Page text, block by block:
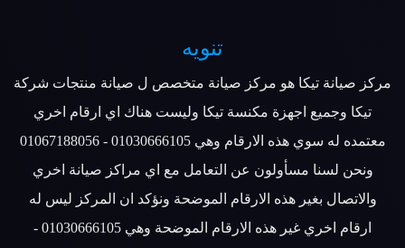
تنويه
مركز صيانة تيكا هو مركز صيانة متخصص ل صيانة منتجات شركة
تيكا وجميع اجهزة مكنسة تيكا وليست هناك اي ارقام اخري
معتمده له سوي هذه الارقام وهي 01030666105 - 01067188056
ونحن لسنا مسأولون عن التعامل مع اي مراكز صيانة اخري
والاتصال بغير هذه الارقام الموضحة ونؤكد ان المركز ليس له
ارقام اخري غير هذه الارقام الموضحة وهي 01030666105 -